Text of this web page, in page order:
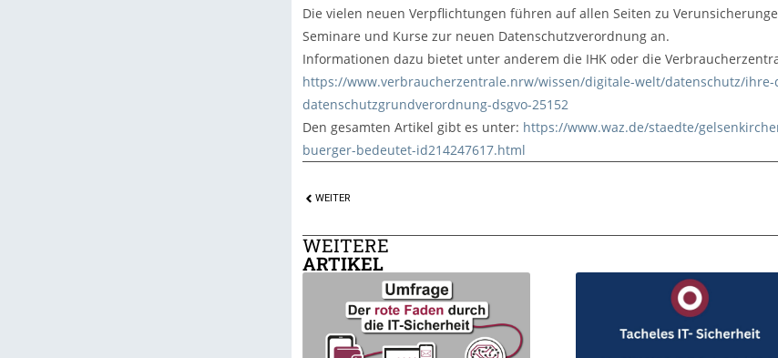
Die vielen neuen Verpflichtungen führen auf allen Seiten zu
Seminare und Kurse zur neuen Datenschutzverordnung an.
Informationen dazu bietet unter anderem die IHK oder die
https://www.verbraucherzentrale.nrw/wissen/digitale-welt/datenschutz/
datenschutzgrundverordnung-dsgvo-25152
Den gesamten Artikel gibt es unter: https://www.waz.de/staedte/
buerger-bedeutet-id214247617.html
WEITER
WEITERE
ARTIKEL